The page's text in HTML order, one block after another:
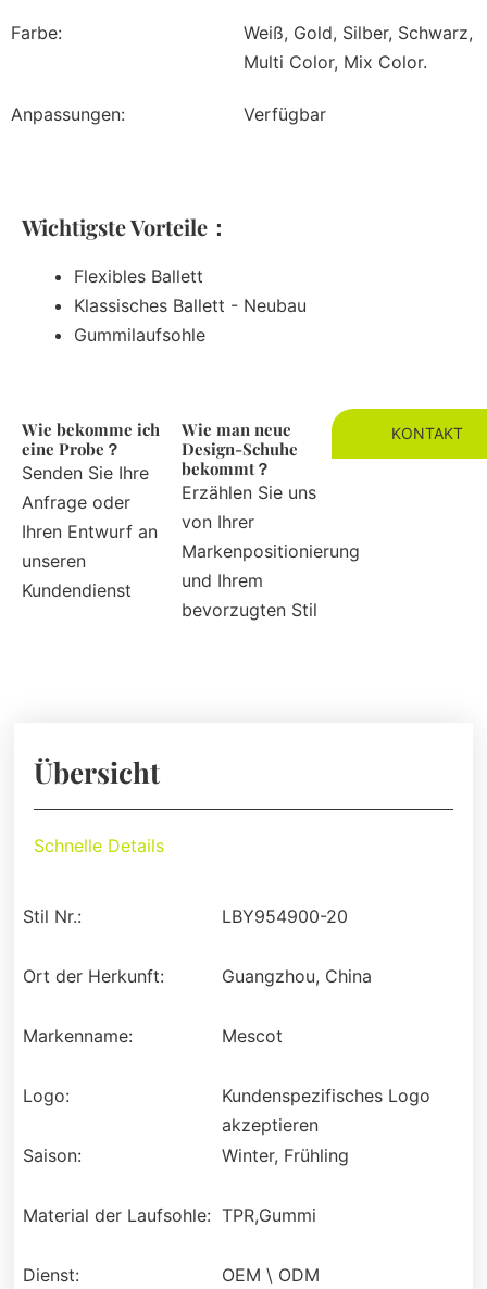
Farbe:
Weiß, Gold, Silber, Schwarz,
Multi Color, Mix Color.
Anpassungen: Verfügbar
Wichtigste Vorteile：
Flexibles Ballett
Klassisches Ballett - Neubau
Gummilaufsohle
Wie bekomme ich
eine Probe？
Senden Sie Ihre
Anfrage oder
Ihren Entwurf an
unseren
Kundendienst
Wie man neue
Design-Schuhe
bekommt？
Erzählen Sie uns
von Ihrer
Markenpositionierung
und Ihrem
bevorzugten Stil
KONTAKT
Übersicht
Schnelle Details
Stil Nr.: LBY954900-20
Ort der Herkunft: Guangzhou, China
Markenname: Mescot
Logo:
Kundenspezifisches Logo
akzeptieren
Saison:
Winter, Frühling
Material der Laufsohle: TPR,Gummi
Dienst: OEM \ ODM